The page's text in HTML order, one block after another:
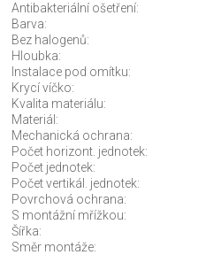
Antibakteriální ošetření:
Barva:
Bez halogenů:
Hloubka:
Instalace pod omítku:
Krycí víčko:
Kvalita materiálu:
Materiál:
Mechanická ochrana:
Počet horizont. jednotek:
Počet jednotek:
Počet vertikál. jednotek:
Povrchová ochrana:
S montážní mřížkou:
Šířka:
Směr montáže: